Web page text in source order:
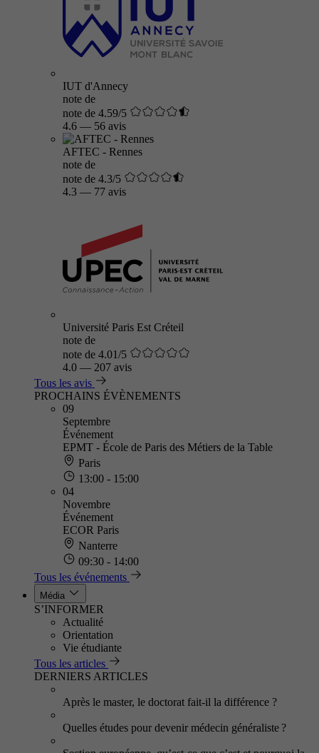
IUT d'Annecy
note de
note de 4.59/5
4.6 — 56 avis
AFTEC - Rennes
note de
note de 4.3/5
4.3 — 77 avis
Université Paris Est Créteil
note de
note de 4.01/5
4.0 — 207 avis
Tous les avis
PROCHAINS ÉVÈNEMENTS
09
Septembre
Événement
EPMT - École de Paris des Métiers de la Table
Paris
13:00 - 15:00
04
Novembre
Événement
ECOR Paris
Nanterre
09:30 - 14:00
Tous les événements
Média
S’INFORMER
Actualité
Orientation
Vie étudiante
Tous les articles
DERNIERS ARTICLES
Après le master, le doctorat fait-il la différence ?
Quelles études pour devenir médecin généraliste ?